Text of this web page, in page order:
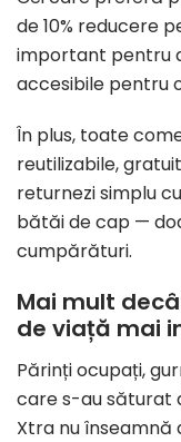
de 10% reducere
important pentru
accesibile pentru
În plus, toate
reutilizabile,
returnezi simplu
bătăi de cap —
cumpărături.
Mai mult
de viață mai
Părinți ocupați,
care s-au săturat
Xtra nu înseamnă